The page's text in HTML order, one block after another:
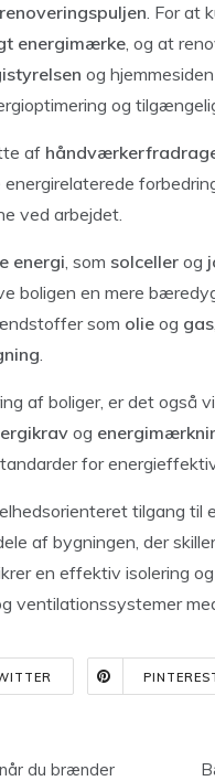
. For at
energimærke, og at
og hjemmesiden
og
af
ved arbejdet.
energi, som solceller og
boligen en mere
som olie og gas
.
af boliger, er det også
og
for
tilgang til
af bygningen, der
en effektiv isolering
ventilationssystemer
du brænder